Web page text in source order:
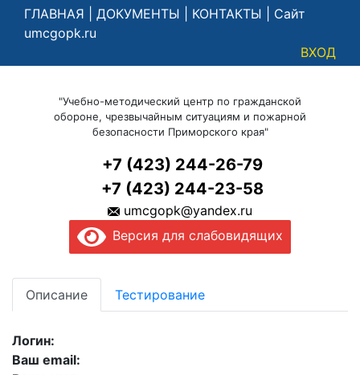
ГЛАВНАЯ ДОКУМЕНТЫ КОНТАКТЫ
Сайт
umcgopk.ru
ВХОД
"Учебно-методический центр по гражданской
обороне, чрезвычайным ситуациям и пожарной
безопасности Приморского края"
+7 (423) 244-26-79
+7 (423) 244-23-58
umcgopk@yandex.ru
Версия для слабовидящих
Описание Тестирование
Логин:
Ваш email: